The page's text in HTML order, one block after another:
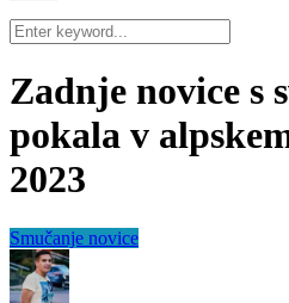
Zadnje novice s
pokala v
2023
Smučanje novice